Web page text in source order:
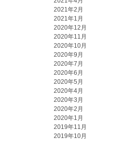
2021年2月
2021年1月
2020年12月
2020年11月
2020年10月
2020年9月
2020年7月
2020年6月
2020年5月
2020年4月
2020年3月
2020年2月
2020年1月
2019年11月
2019年10月